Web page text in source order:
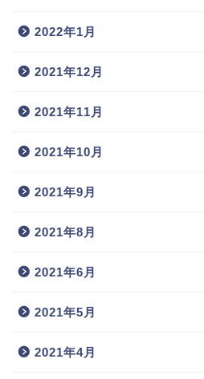
2022年1月
2021年12月
2021年11月
2021年10月
2021年9月
2021年8月
2021年6月
2021年5月
2021年4月